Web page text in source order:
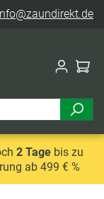
2 Tage bis zu
ab 499 € %